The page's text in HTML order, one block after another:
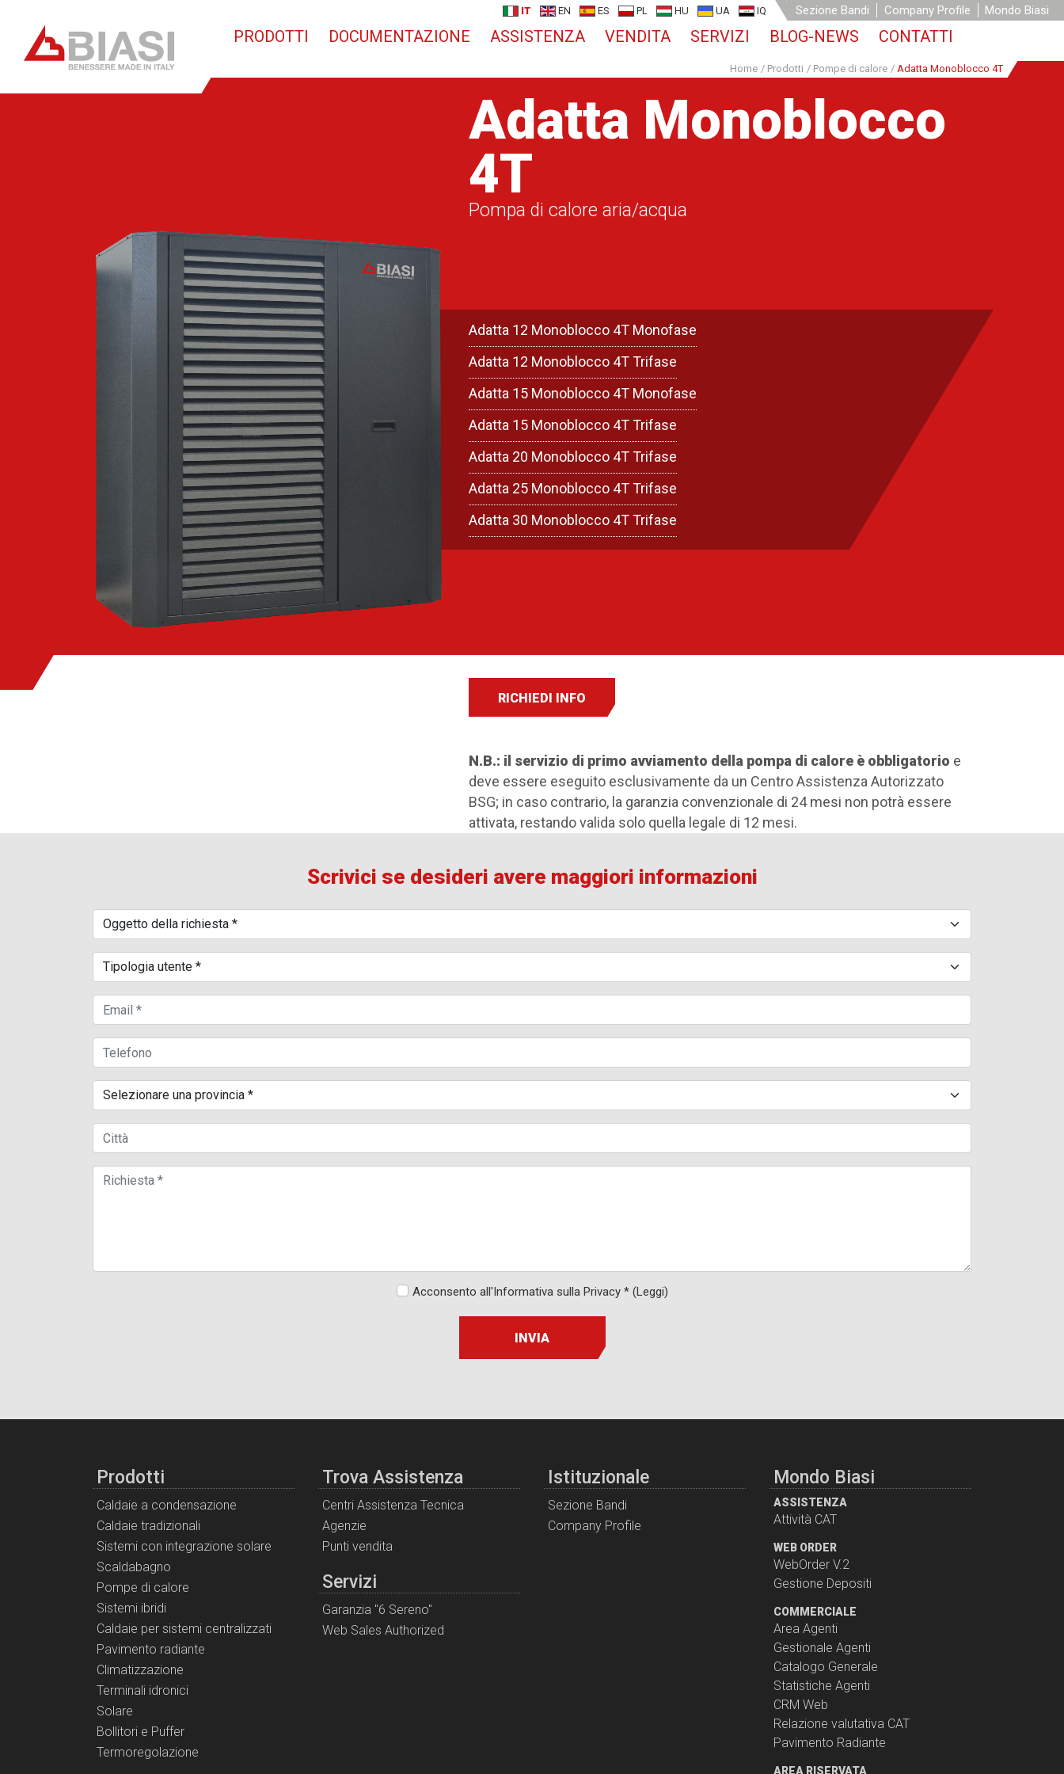
IT EN ES PL HU UA IQ Sezione Bandi Company Profile Mondo Biasi
PRODOTTI DOCUMENTAZIONE ASSISTENZA VENDITA SERVIZI BLOG-NEWS CONTATTI
Home / Prodotti / Pompe di calore / Adatta Monoblocco 4T
Adatta Monoblocco
4T
Pompa di calore aria/acqua
Adatta 12 Monoblocco 4T Monofase
Adatta 12 Monoblocco 4T Trifase
Adatta 15 Monoblocco 4T Monofase
Adatta 15 Monoblocco 4T Trifase
Adatta 20 Monoblocco 4T Trifase
Adatta 25 Monoblocco 4T Trifase
Adatta 30 Monoblocco 4T Trifase
RICHIEDI INFO
N.B.: il servizio di primo avviamento della pompa di calore è obbligatorio e
deve essere eseguito esclusivamente da un Centro Assistenza Autorizzato
BSG; in caso contrario, la garanzia convenzionale di 24 mesi non potrà essere
attivata, restando valida solo quella legale di 12 mesi.
Scrivici se desideri avere maggiori informazioni
Acconsento all'Informativa sulla Privacy * (Leggi)
INVIA
Prodotti
Caldaie a condensazione
Caldaie tradizionali
Sistemi con integrazione solare
Scaldabagno
Pompe di calore
Sistemi ibridi
Caldaie per sistemi centralizzati
Pavimento radiante
Climatizzazione
Terminali idronici
Solare
Bollitori e Puffer
Termoregolazione
Trova Assistenza
Centri Assistenza Tecnica
Agenzie
Punti vendita
Servizi
Garanzia "6 Sereno"
Web Sales Authorized
Istituzionale
Sezione Bandi
Company Profile
Mondo Biasi
ASSISTENZA
Attività CAT
WEB ORDER
WebOrder V.2
Gestione Depositi
COMMERCIALE
Area Agenti
Gestionale Agenti
Catalogo Generale
Statistiche Agenti
CRM Web
Relazione valutativa CAT
Pavimento Radiante
AREA RISERVATA